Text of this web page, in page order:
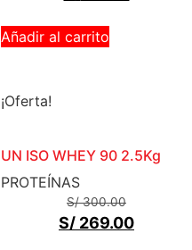
Añadir al carrito
¡Oferta!
UN ISO WHEY 90 2.5Kg
PROTEÍNAS
S/300.00
S/269.00